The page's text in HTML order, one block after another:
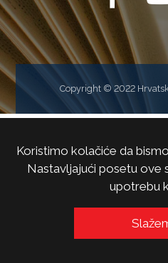
Copyright © 2022
Koristimo kolačiće da
Nastavljajući posetu ove
upotrebu